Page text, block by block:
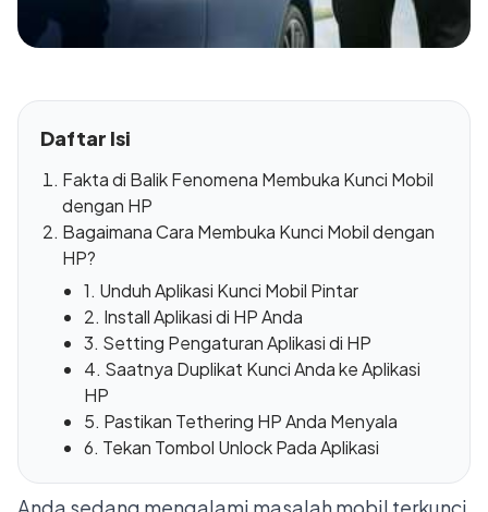
Daftar Isi
Fakta di Balik Fenomena Membuka Kunci Mobil
dengan HP
Bagaimana Cara Membuka Kunci Mobil dengan
HP?
1. Unduh Aplikasi Kunci Mobil Pintar
2. Install Aplikasi di HP Anda
3. Setting Pengaturan Aplikasi di HP
4. Saatnya Duplikat Kunci Anda ke Aplikasi
HP
5. Pastikan Tethering HP Anda Menyala
6. Tekan Tombol Unlock Pada Aplikasi